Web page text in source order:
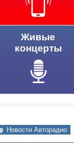
Живые
концерты
Новости Авторадио